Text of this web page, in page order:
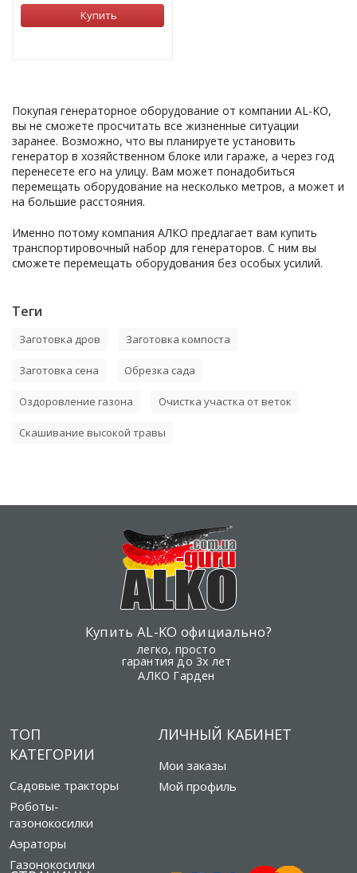
Купить
Покупая генераторное оборудование от компании AL-KO,
вы не сможете просчитать все жизненные ситуации
заранее. Возможно, что вы планируете установить
генератор в хозяйственном блоке или гараже, а через год
перенесете его на улицу. Вам может понадобиться
перемещать оборудование на несколько метров, а может и
на большие расстояния.
Именно потому компания АЛКО предлагает вам купить
транспортировочный набор для генераторов. С ним вы
сможете перемещать оборудования без особых усилий.
Теги
Заготовка дров Заготовка компоста
Заготовка сена Обрезка сада
Оздоровление газона Очистка участка от веток
Скашивание высокой травы
Купить AL-KO официально?
легко, просто
гарантия до 3х лет
АЛКО Гарден
ТОП
КАТЕГОРИИ
Садовые тракторы
Роботы-
газонокосилки
Аэраторы
Газонокосилки
ЛИЧНЫЙ КАБИНЕТ
Мои заказы
Мой профиль